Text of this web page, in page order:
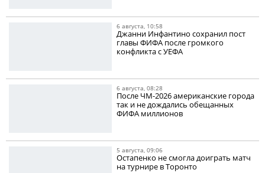
6 августа, 10:58
Джанни Инфантино сохранил пост
главы ФИФА после громкого
конфликта с УЕФА
6 августа, 08:28
После ЧМ-2026 американские города
так и не дождались обещанных
ФИФА миллионов
5 августа, 09:06
Остапенко не смогла доиграть матч
на турнире в Торонто